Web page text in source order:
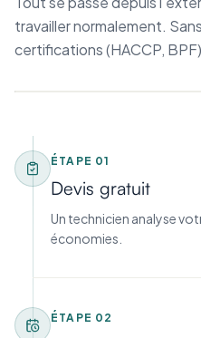
travailler normalement.
certifications (HACCP,
ÉTAPE 01
Devis gratuit
Un technicien analyse
économies.
ÉTAPE 02